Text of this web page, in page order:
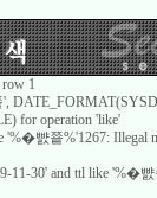
1
for operation 'like'
'%�뺤쭅%'1267:
11-30' and ttl like '%�